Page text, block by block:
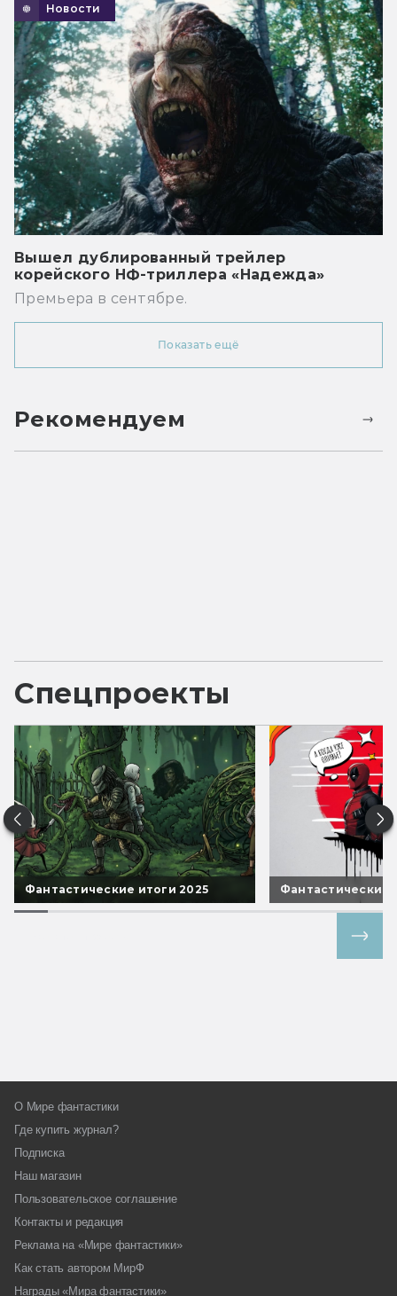
Новости
Вышел дублированный трейлер
корейского НФ-триллера «Надежда»
Премьера в сентябре.
Показать ещё
Рекомендуем
Спецпроекты
Фантастические итоги 2025 Фантастические
О Мире фантастики
Где купить журнал?
Подписка
Наш магазин
Пользовательское соглашение
Контакты и редакция
Реклама на «Мире фантастики»
Как стать автором МирФ
Награды «Мира фантастики»